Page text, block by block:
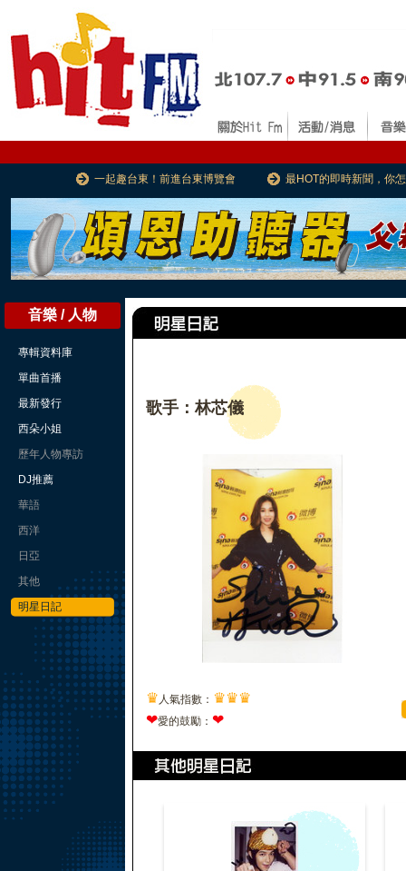
一起趣台東！前進台東博覽會 最HOT的即時新聞，你
音樂 / 人物
專輯資料庫
單曲首播
最新發行
西朵小姐
歷年人物專訪
DJ推薦
華語
西洋
日亞
其他
明星日記
歌手：林芯儀
♛ 人氣指數： ♛♛♛
❤愛的鼓勵： ❤